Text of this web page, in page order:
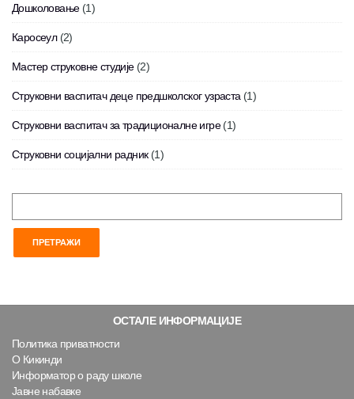
Дошколовање(1)
Каросеул(2)
Мастер струковне студије(2)
Струковни васпитач деце предшколског узраста (1)
Струковни васпитач за традиционалне игре(1)
Струковни социјални радник(1)
ОСТАЛЕ ИНФОРМАЦИЈЕ
Политика приватности
О Кикинди
Информатор о раду школе
Јавне набавке